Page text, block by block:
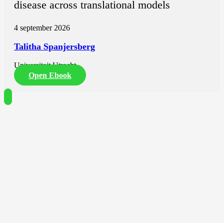
disease across translational models
4 september 2026
Talitha Spanjersberg
Universiteit Utrecht
Open Ebook